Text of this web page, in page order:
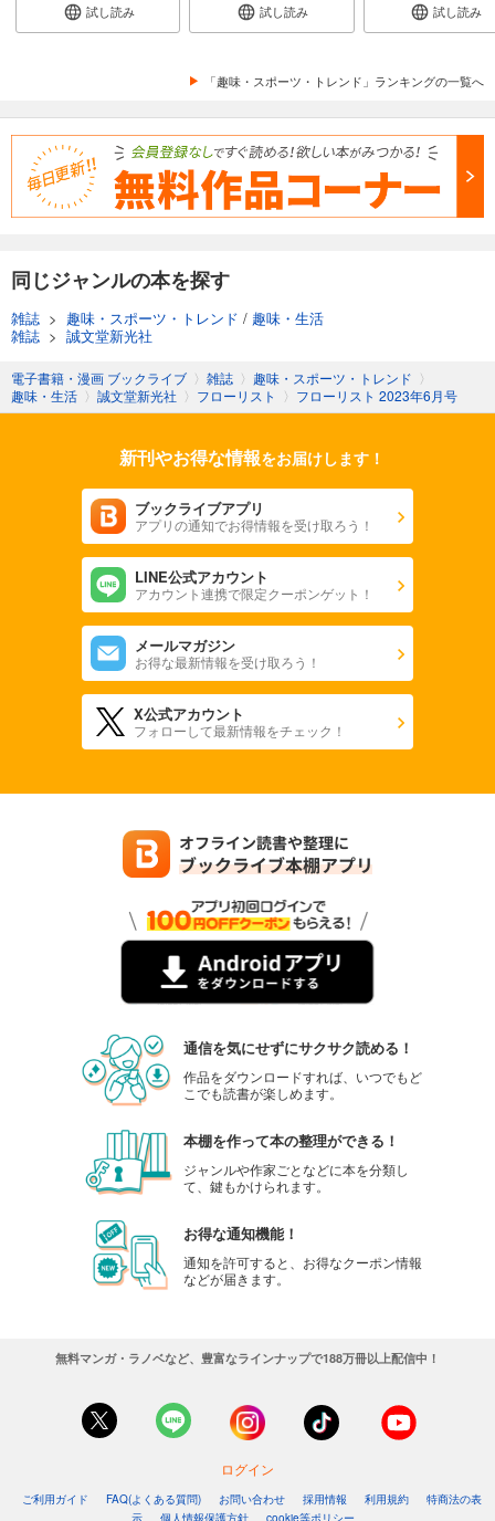
円 (税込)
カート
試し読み
あらすじを表示する
フローリスト 2021年8月号
あらすじを表示する
1,100円 (税込)
カート
フローリスト 2021年5月号
815円 (税込)
フローリスト 2021年4月号
815円 (税込)
あらすじを表示する
フローリスト 2021年3月号
815円 (税込)
フローリスト 2021年2月号
試し読み
あらすじを表示する
フローリスト 2021年1月号
815円 (税込)
あらすじを表示する
カート
あらすじを表示する
フローリスト 2020年11月号
815 円 (税込)
カート
試し読み 試し読み 試し読み
「趣味・スポーツ・トレンド」ランキングの一覧へ
同じジャンルの本を探す
雑誌 > 趣味・スポーツ・トレンド / 趣味・生活
雑誌 > 誠文堂新光社
電子書籍・漫画 ブックライブ 〉 雑誌 〉 趣味・スポーツ・トレンド 〉
趣味・生活 〉 誠文堂新光社 〉 フローリスト 〉 フローリスト 2023年6月号
新刊やお得な情報をお届けします！
ブックライブアプリ
アプリの通知でお得情報を受け取ろう！
LINE公式アカウント
アカウント連携で限定クーポンゲット！
メールマガジン
お得な最新情報を受け取ろう！
X公式アカウント
フォローして最新情報をチェック！
通信を気にせずにサクサク読める！
作品をダウンロードすれば、いつでもど
こでも読書が楽しめます。
本棚を作って本の整理ができる！
ジャンルや作家ごとなどに本を分類し
て、鍵もかけられます。
お得な通知機能！
通知を許可すると、お得なクーポン情報
などが届きます。
無料マンガ・ラノベなど、豊富なラインナップで188万冊以上配信中！
ログイン
ご利用ガイド FAQ(よくある質問) お問い合わせ 採用情報 利用規約
特商法の表